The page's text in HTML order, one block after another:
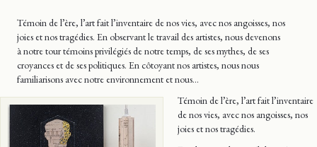
Témoin de l’ère, l’art fait l’inventaire de nos vies, avec nos angoisses, nos
joies et nos tragédies. En observant le travail des artistes, nous devenons
à notre tour témoins privilégiés de notre temps, de ses mythes, de ses
croyances et de ses politiques. En côtoyant nos artistes, nous nous
familiarisons avec notre environnement et nous…
Témoin de l’ère, l’art fait l’inventaire
de nos vies, avec nos angoisses, nos
joies et nos tragédies.